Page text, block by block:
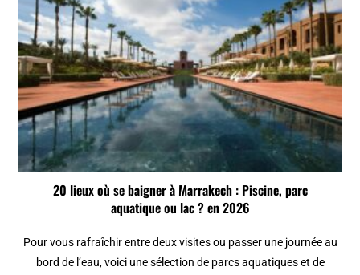
20 lieux où se baigner à Marrakech : Piscine, parc
aquatique ou lac ? en 2026
Pour vous rafraîchir entre deux visites ou passer une journée au
bord de l’eau, voici une sélection de parcs aquatiques et de